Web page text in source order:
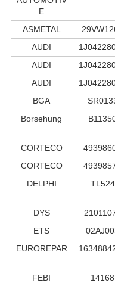
E
ASMETAL
AUDI
AUDI
AUDI
BGA
Borsehung
CORTECO
CORTECO
DELPHI
TL524
DYS
ETS
EUROREPAR
FEBI
14168